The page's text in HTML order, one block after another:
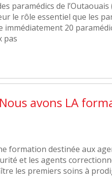
paramédics de l’Outaouais
le rôle essentiel que les
20
pas
avons LA
formation destinée aux
et les agents
les premiers soins à